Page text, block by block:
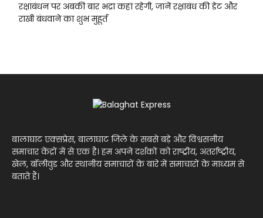
रक्षाबंधन पर अबकी बार भद्रा कहां रहेगी, जानें रक्षाबंध की डेट और
राखी बंधवाने का शुभ मुहूर्त
बालाघाट एक्सप्रेस, बालाघाट जिले के सबसे बड़े और विश्वसनीय
समाचार केंद्रों में से एक है। हम अपने दर्शकों को राष्ट्रीय, अंतर्राष्ट्रीय,
खेल, बॉलीवुड और स्थानीय समाचारों के बारे में समाचारों के माध्यम से
बताते हैं।